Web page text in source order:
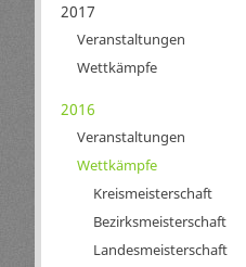
2017
Veranstaltungen
Wettkämpfe
2016
Veranstaltungen
Wettkämpfe
Kreismeisterschaft
Bezirksmeisterschaft
Landesmeisterschaft